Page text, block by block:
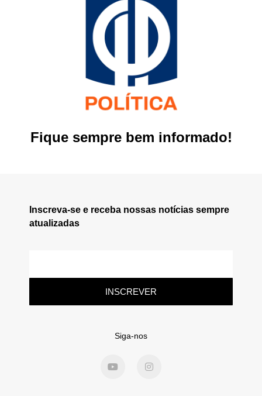
Fique sempre bem informado!
Inscreva-se e receba nossas notícias sempre
atualizadas
INSCREVER
Siga-nos